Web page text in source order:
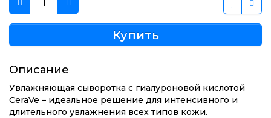
Купить
Описание
Увлажняющая сыворотка с гиалуроновой кислотой
CeraVe – идеальное решение для интенсивного и
длительного увлажнения всех типов кожи.